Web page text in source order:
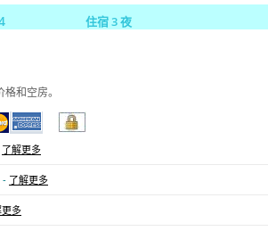
住宿 3 夜
和空房。
了解更多
- 了解更多
更多